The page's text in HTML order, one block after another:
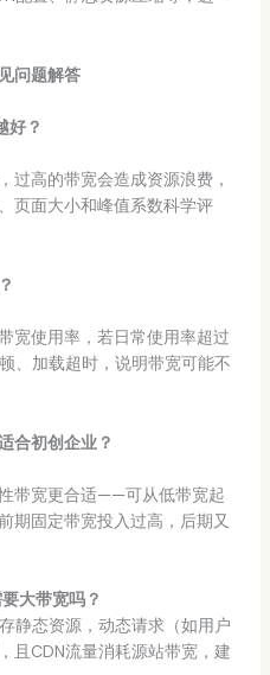
问题解答
好？
过高的带宽会造成资源浪费，
页面大小和峰值系数科学评
宽使用率，若日常使用率超过
、加载超时，说明带宽可能不
合初创企业？
带宽更合适——可从低带宽起
期固定带宽投入过高，后期又
大带宽吗？
静态资源，动态请求（如用户
且CDN流量消耗源站带宽，建